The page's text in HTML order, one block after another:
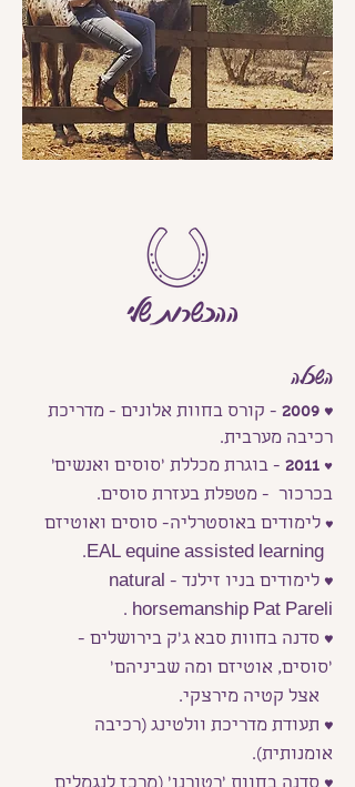
ההכשרות שלי
השכלה
♥
- קורס בחוות אלונים - מדריכת
רכיבה מערבית.
♥
2011 - בוגרת מכללת ׳סוסים ואנשים'
בכרכור - מטפלת בעזרת סוסים.
♥ לימודים באוסטרליה- סוסים ואוטיזם
♥
לימודים בניו זילנד - natural
horsemanship Pat Pareli .
♥ סדנה בחוות סבא ג׳ק בירושלים -
׳סוסים, אוטיזם ומה שביניהם׳
אצל קטיה מירצקי.
♥ תעודת מדריכת וולטינג (רכיבה
אומנותית).